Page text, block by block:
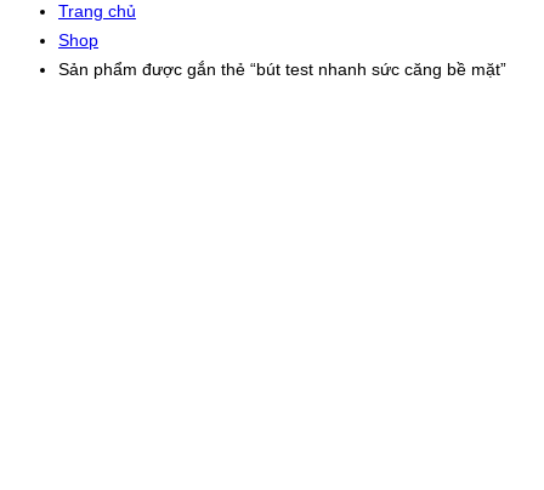
Trang chủ
Shop
Sản phẩm được gắn thẻ “bút test nhanh sức căng bề mặt”